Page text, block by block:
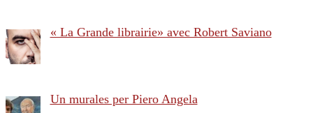
« La Grande librairie» avec Robert Saviano
Un murales per Piero Angela